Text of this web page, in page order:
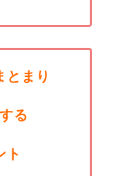
とまり
る
ト